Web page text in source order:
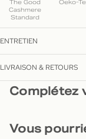
The Good
Cashmere
Standard
Oeko-
ENTRETIEN
LIVRAISON & RETOURS
Complétez
Vous